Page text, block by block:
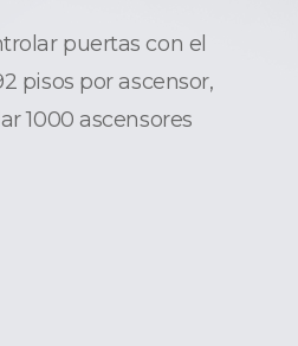
puertas con el
pisos por ascensor,
1000 ascensores